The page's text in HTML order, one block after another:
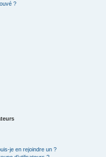
?
je en rejoindre un ?